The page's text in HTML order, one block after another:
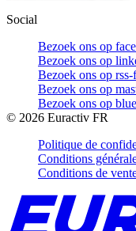
Social
Bezoek ons op
Bezoek ons op
Bezoek ons op rss-
Bezoek ons op
Bezoek ons op
© 2026 Euractiv FR
Politique de
Conditions
Conditions de